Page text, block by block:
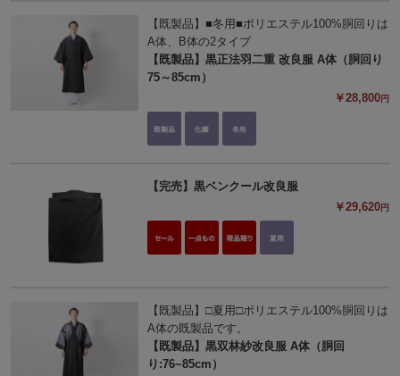
【既製品】■冬用■ポリエステル100%胴回りは
A体、B体の2タイプ
【既製品】黒正法羽二重 改良服 A体（胴回り
75～85cm）
￥28,800円
【完売】黒ベンクール改良服
￥29,620円
【既製品】□夏用□ポリエステル100%胴回りは
A体の既製品です。
【既製品】黒双林紗改良服 A体（胴回
り:76~85cm）